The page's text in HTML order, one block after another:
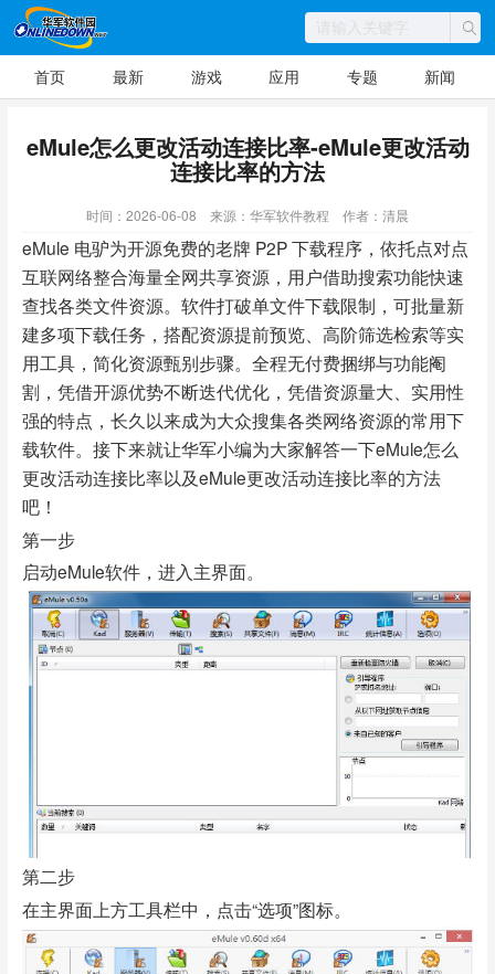
首页 最新 游戏 应用 专题 新闻
eMule怎么更改活动连接比率-eMule更改活动
连接比率的方法
时间：2026-06-08 来源：华军软件教程 作者：清晨
eMule 电驴为开源免费的老牌 P2P 下载程序，依托点对点
互联网络整合海量全网共享资源，用户借助搜索功能快速
查找各类文件资源。软件打破单文件下载限制，可批量新
建多项下载任务，搭配资源提前预览、高阶筛选检索等实
用工具，简化资源甄别步骤。全程无付费捆绑与功能阉
割，凭借开源优势不断迭代优化，凭借资源量大、实用性
强的特点，长久以来成为大众搜集各类网络资源的常用下
载软件。接下来就让华军小编为大家解答一下eMule怎么
更改活动连接比率以及eMule更改活动连接比率的方法
吧！
第一步
启动eMule软件，进入主界面。
第二步
在主界面上方工具栏中，点击“选项”图标。